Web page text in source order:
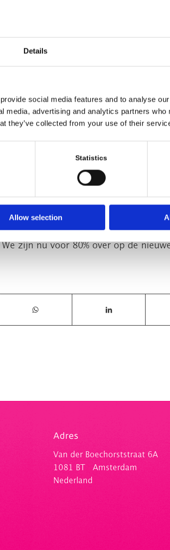
Details
social media features and to analyse
media, advertising and analytics partners who
they’ve collected from your use of their
Statistics
Allow selection
in het Imaging Center
gewerkt om dit mogelijk te
zijn nu voor 80% over op de
Adres
Van der Boechorststraat 6A
1081 BT Amsterdam
Nederland